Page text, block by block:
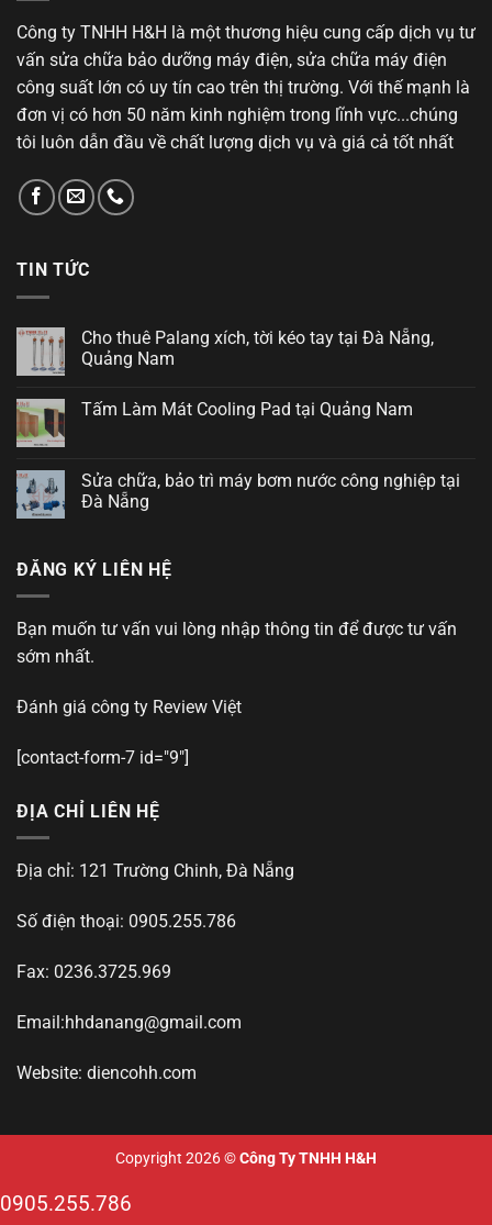
Công ty TNHH H&H là một thương hiệu cung cấp dịch vụ tư
vấn sửa chữa bảo dưỡng máy điện, sửa chữa máy điện
công suất lớn có uy tín cao trên thị trường. Với thế mạnh là
đơn vị có hơn 50 năm kinh nghiệm trong lĩnh vực...chúng
tôi luôn dẫn đầu về chất lượng dịch vụ và giá cả tốt nhất
TIN TỨC
Cho thuê Palang xích, tời kéo tay tại Đà Nẵng,
Quảng Nam
Tấm Làm Mát Cooling Pad tại Quảng Nam
Sửa chữa, bảo trì máy bơm nước công nghiệp tại
Đà Nẵng
ĐĂNG KÝ LIÊN HỆ
Bạn muốn tư vấn vui lòng nhập thông tin để được tư vấn
sớm nhất.
Đánh giá công ty Review Việt
[contact-form-7 id="9"]
ĐỊA CHỈ LIÊN HỆ
Địa chỉ: 121 Trường Chinh, Đà Nẵng
Số điện thoại: 0905.255.786
Fax: 0236.3725.969
Email:hhdanang@gmail.com
Website: diencohh.com
Copyright 2026 ©Công Ty TNHH H&H
0905.255.786